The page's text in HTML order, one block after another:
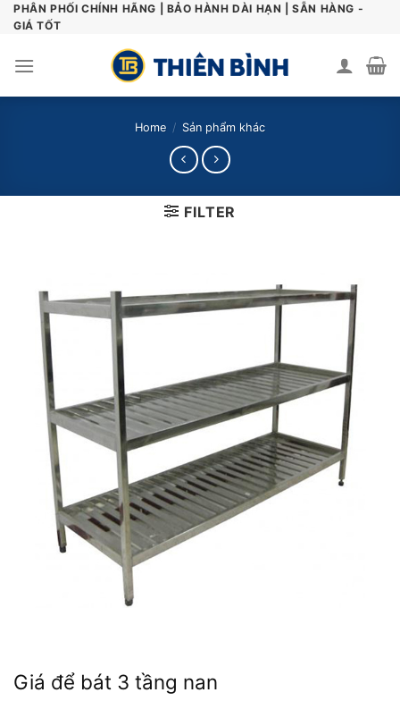
SkipPHÂN PHỐI CHÍNH HÃNG | BẢO HÀNH DÀI HẠN | SẴN HÀNG -
GIÁ TỐT
Home / Sản phẩm khác
FILTER
Giá để bát 3 tầng nan